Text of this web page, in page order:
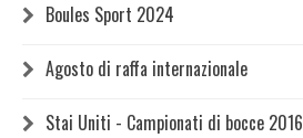
Boules Sport 2024
Agosto di raffa internazionale
Stai Uniti - Campionati di bocce 2016